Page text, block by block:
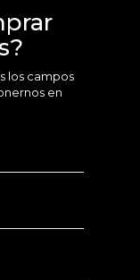
los campos
en